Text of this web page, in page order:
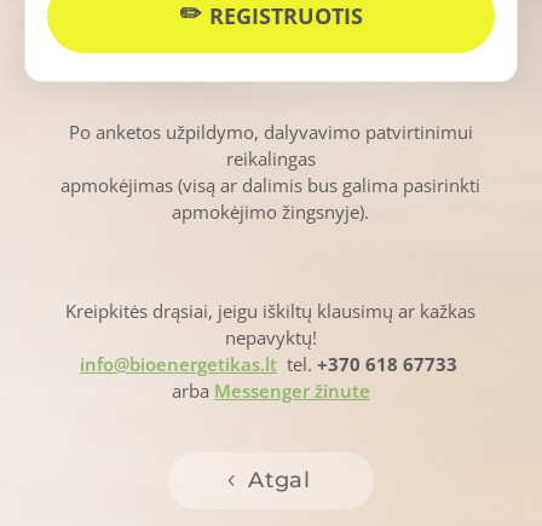
REGISTRUOTIS
Po anketos užpildymo, dalyvavimo patvirtinimui
reikalingas
apmokėjimas(visą ar dalimis bus galima pasirinkti
apmokėjimo žingsnyje).
Kreipkitės drąsiai, jeigu iškiltų klausimų ar kažkas
nepavyktų!
info@bioenergetikas.lttel. +370 618 67733
arba Messenger žinute
Atgal